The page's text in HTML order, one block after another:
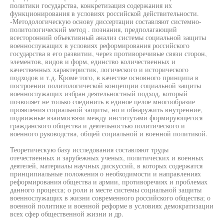
политики государства, конкретизация содержания их
функционирования в условиях российской действительности.
-Методологическую основу диссертации составляют системно-
политологический метод . познания, предполагающий
всесторонний объективный анализ системы социальной защиты
военнослужащих в условиях реформирования российского
государства в его развитии, через противоречивые связи сторон,
элементов, видов и форм, единство количественных и
качественных характеристик, логического и исторического
подходов и т.д. Кроме того, в качестве основного принципа в
построении политологической концепции социальной защиты
военнослужащих избран деятельностный подход, который
позволяет не только соединить в единое целое многообразие
проявления социальной защиты, но и обнаружить внутренние,
подвижные взаимосвязи между институтами формирующегося
гражданского общества и деятельностью политического и
военного руководства, общей социальной и военной политикой.
Теоретическую базу исследования составляют труды
отечественных и зарубежных ученых, политических и военных
деятелей, материалы научных дискуссий, в которых содержатся
принципиальные положения о необходимости и направлениях
реформирования общества и армии, противоречиях и проблемах
данного процесса; о роли и месте системы социальной защиты
военнослужащих в жизни современного российского общества; о
военной политике и военной реформе в условиях демократизации
всех сфер общественной жизни и др.